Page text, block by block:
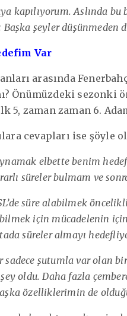
kapılıyorum. Aslında
şeyler düşünmeden
Var
arasında
Önümüzdeki sezonki
5, zaman zaman 6.
cevapları ise şöyle
elbette benim
süreler bulmam ve
süre alabilmek
için mücadelenin
süreler almayı
sadece şutumla var olan
şey oldu. Daha fazla
özelliklerimin de